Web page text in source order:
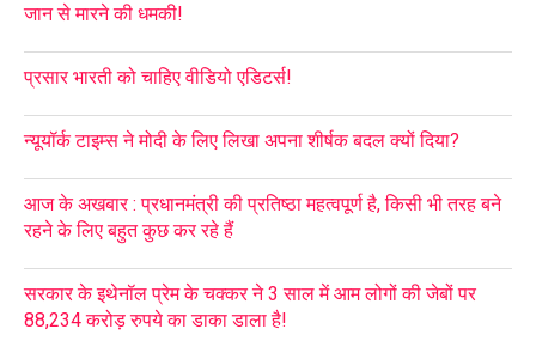
जान से मारने की धमकी!
प्रसार भारती को चाहिए वीडियो एडिटर्स!
न्यूयॉर्क टाइम्स ने मोदी के लिए लिखा अपना शीर्षक बदल क्यों दिया?
आज के अखबार : प्रधानमंत्री की प्रतिष्ठा महत्वपूर्ण है, किसी भी तरह बने
रहने के लिए बहुत कुछ कर रहे हैं
सरकार के इथेनॉल प्रेम के चक्कर ने 3 साल में आम लोगों की जेबों पर
88,234 करोड़ रुपये का डाका डाला है!